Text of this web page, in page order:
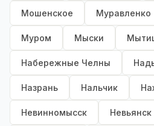
Мошенское Муравленко
Муром Мыски
Набережные Челны
Назрань Нальчик
Невинномысск Невьянск